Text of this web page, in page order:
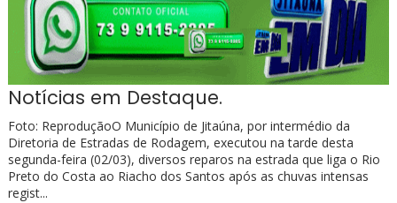
Notícias em Destaque.
Foto: ReproduçãoO Município de Jitaúna, por intermédio da
Diretoria de Estradas de Rodagem, executou na tarde desta
segunda-feira (02/03), diversos reparos na estrada que liga o Rio
Preto do Costa ao Riacho dos Santos após as chuvas intensas
regist...